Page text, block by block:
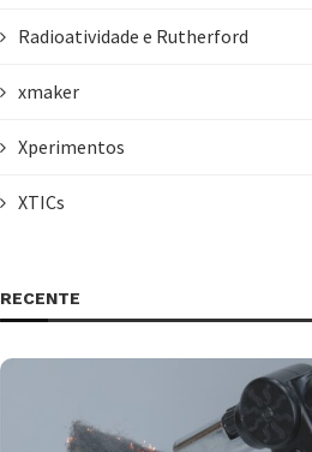
Radioatividade e Rutherford
xmaker
Xperimentos
XTICs
RECENTE